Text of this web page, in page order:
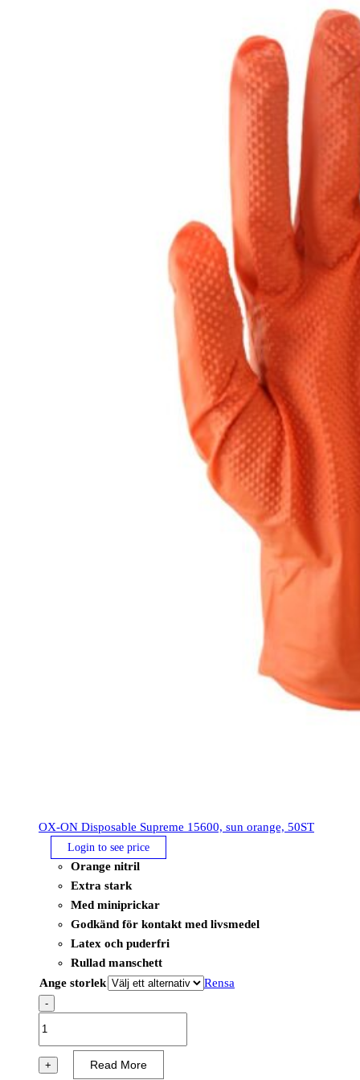
OX-ON Disposable Supreme 15600, sun orange, 50ST
Login to see price
Orange nitril
Extra stark
Med miniprickar
Godkänd för kontakt med livsmedel
Latex och puderfri
Rullad manschett
Ange storlek
Rensa
-
Disposable
+ Read More